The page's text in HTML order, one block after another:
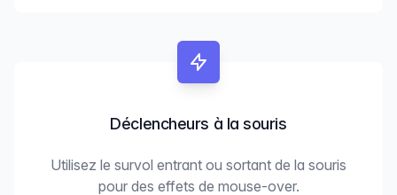
Déclencheurs à la souris
Utilisez le survol entrant ou sortant de la souris
pour des effets de mouse-over.